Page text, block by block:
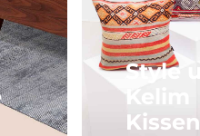
Style
Kelim
Kissen